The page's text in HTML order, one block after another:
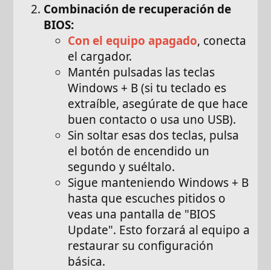
Combinación de recuperación de
BIOS:
Con el equipo apagado, conecta
el cargador.
Mantén pulsadas las teclas
Windows + B (si tu teclado es
extraíble, asegúrate de que hace
buen contacto o usa uno USB).
Sin soltar esas dos teclas, pulsa
el botón de encendido un
segundo y suéltalo.
Sigue manteniendo Windows + B
hasta que escuches pitidos o
veas una pantalla de "BIOS
Update". Esto forzará al equipo a
restaurar su configuración
básica.